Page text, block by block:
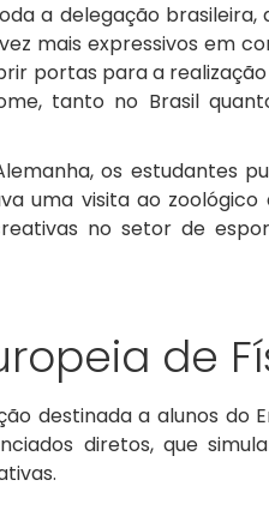
a delegação brasileira,
mais expressivos em
portas para a
tanto no Brasil
os estudantes
uma visita ao zoológico
no setor de
de
destinada a alunos do
diretos, que